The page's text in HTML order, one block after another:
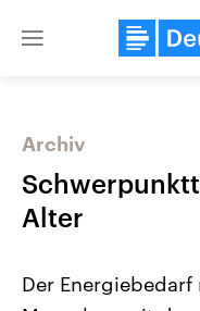
Close
Archiv
Alter
Der